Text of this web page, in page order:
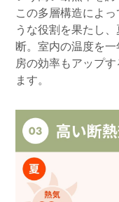
この多層構造によ
うな役割を果たし
断。室内の温度を
房の効率もアップ
ます。